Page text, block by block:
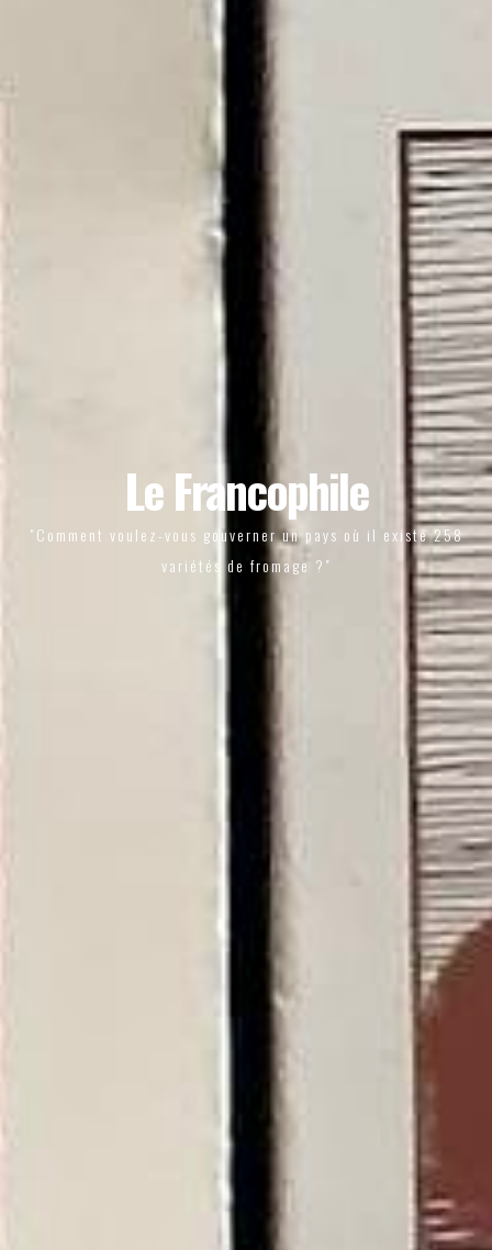
Le Francophile
"Comment voulez-vous gouverner un pays où il existe 258
variétés de fromage ?"